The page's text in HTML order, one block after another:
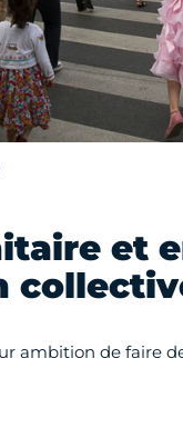
et
ambition de faire